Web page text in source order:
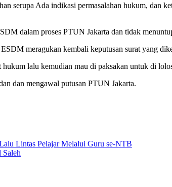
serupa Ada indikasi permasalahan hukum, dan
dalam proses PTUN Jakarta dan tidak
meragukan kembali keputusan surat yang
lalu kemudian mau di paksakan untuk di
dan mengawal putusan PTUN Jakarta.
Lintas Pelajar Melalui Guru se-NTB